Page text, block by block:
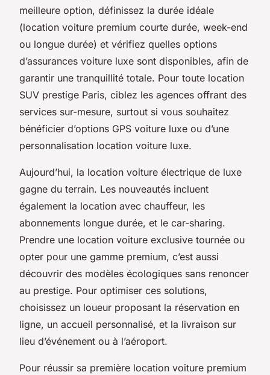
meilleure option, définissez la durée idéale
(location voiture premium courte durée, week-end
ou longue durée) et vérifiez quelles options
d’assurances voiture luxe sont disponibles, afin de
garantir une tranquillité totale. Pour toute location
SUV prestige Paris, ciblez les agences offrant des
services sur-mesure, surtout si vous souhaitez
bénéficier d’options GPS voiture luxe ou d’une
personnalisation location voiture luxe.
Aujourd’hui, la location voiture électrique de luxe
gagne du terrain. Les nouveautés incluent
également la location avec chauffeur, les
abonnements longue durée, et le car-sharing.
Prendre une location voiture exclusive tournée ou
opter pour une gamme premium, c’est aussi
découvrir des modèles écologiques sans renoncer
au prestige. Pour optimiser ces solutions,
choisissez un loueur proposant la réservation en
ligne, un accueil personnalisé, et la livraison sur
lieu d’événement ou à l’aéroport.
Pour réussir sa première location voiture premium